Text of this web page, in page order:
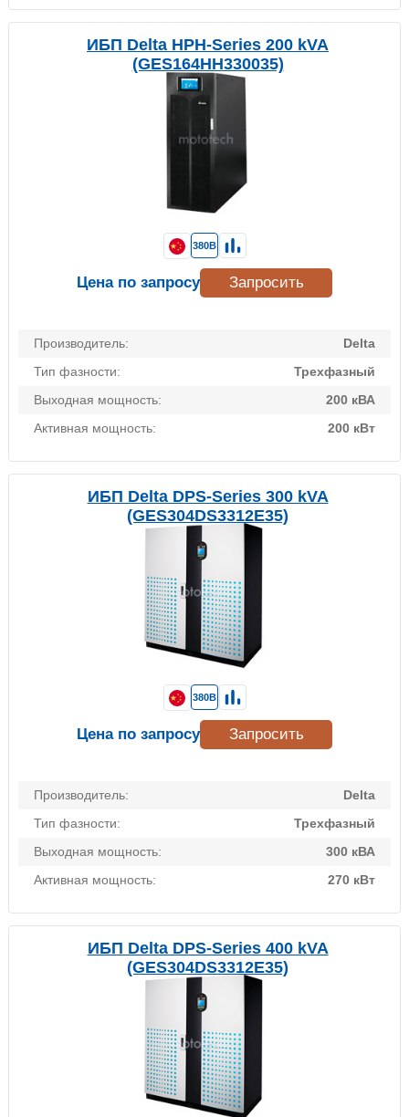
ИБП Delta HPH-Series 200 kVA
(GES164HH330035)
Производитель:
Delta
Тип фазности:
Трехфазный
Выходная мощность:
200 кВА
Активная мощность:
200 кВт
380В
Цена по запросу Запросить
ИБП Delta DPS-Series 300 kVA
(GES304DS3312E35)
Производитель:
Delta
Тип фазности:
Трехфазный
Выходная мощность:
300 кВА
Активная мощность:
270 кВт
380В
Цена по запросу Запросить
ИБП Delta DPS-Series 400 kVA
(GES304DS3312E35)